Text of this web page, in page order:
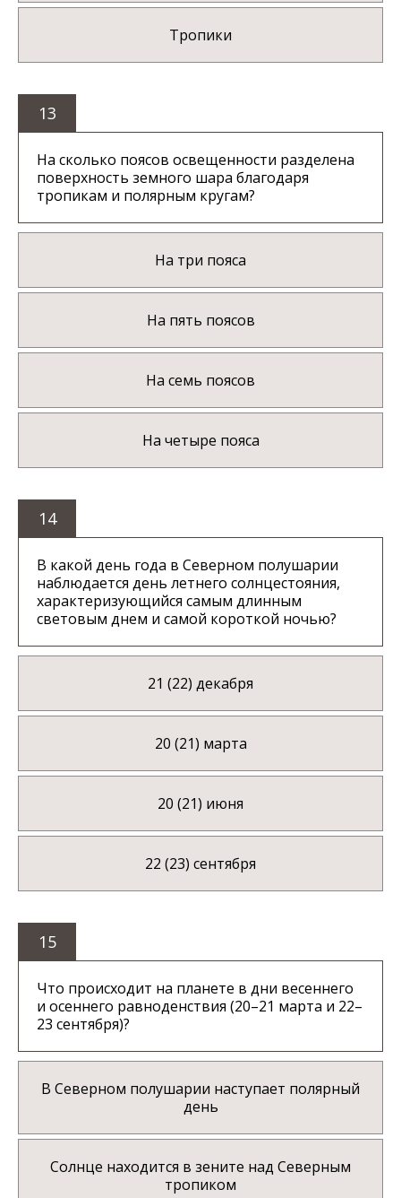
Тропики
13
На сколько поясов освещенности разделена
поверхность земного шара благодаря
тропикам и полярным кругам?
На три пояса
На пять поясов
На семь поясов
На четыре пояса
14
В какой день года в Северном полушарии
наблюдается день летнего солнцестояния,
характеризующийся самым длинным
световым днем и самой короткой ночью?
21 (22) декабря
20 (21) марта
20 (21) июня
22 (23) сентября
15
Что происходит на планете в дни весеннего
и осеннего равноденствия (20–21 марта и 22–
23 сентября)?
В Северном полушарии наступает полярный
день
Солнце находится в зените над Северным
тропиком